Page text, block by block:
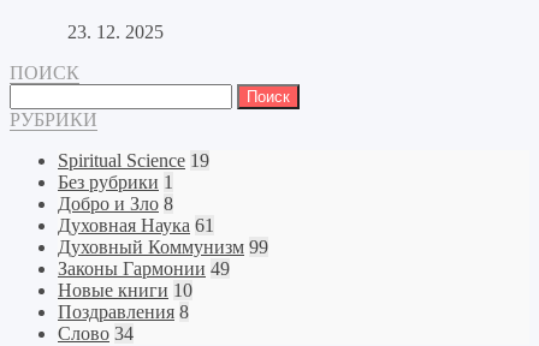
23. 12. 2025
ПОИСК
РУБРИКИ
Spiritual Science 19
Без рубрики 1
Добро и Зло 8
Духовная Наука 61
Духовный Коммунизм 99
Законы Гармонии 49
Новые книги 10
Поздравления 8
Слово 34